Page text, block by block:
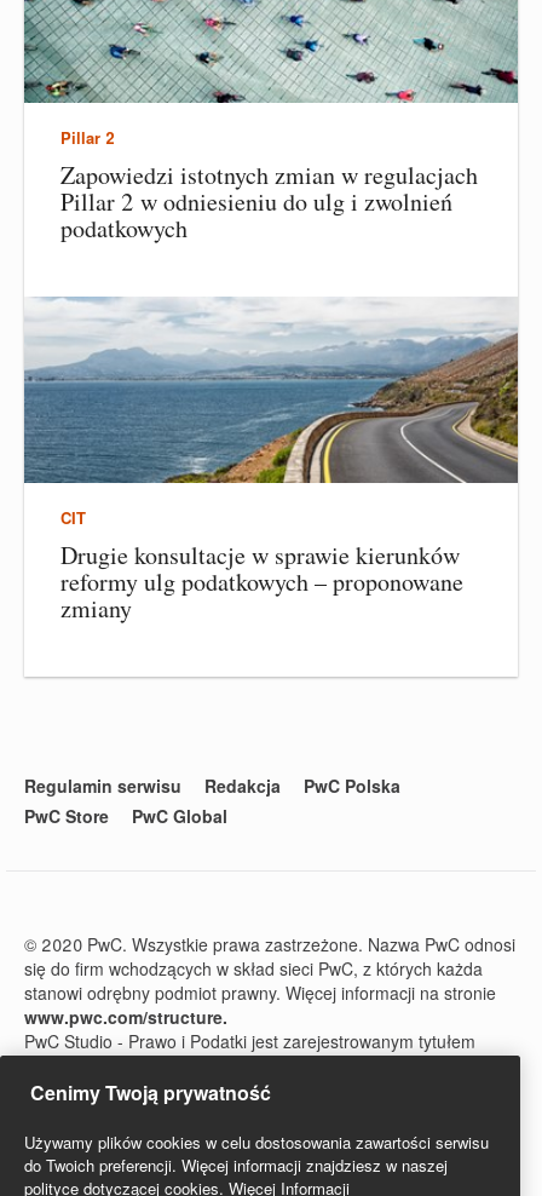
Pillar 2
Zapowiedzi istotnych zmian w regulacjach
Pillar 2 w odniesieniu do ulg i zwolnień
podatkowych
CIT
Drugie konsultacje w sprawie kierunków
reformy ulg podatkowych – proponowane
zmiany
Regulamin serwisu Redakcja
PwC Polska
PwC Store
PwC Global
© 2020 PwC. Wszystkie prawa zastrzeżone. Nazwa PwC odnosi
się do firm wchodzących w skład sieci PwC, z których każda
stanowi odrębny podmiot prawny. Więcej informacji na stronie
www.pwc.com/structure.
PwC Studio - Prawo i Podatki jest zarejestrowanym tytułem
Cenimy Twoją prywatność
Używamy plików cookies w celu dostosowania zawartości serwisu
do Twoich preferencji. Więcej informacji znajdziesz w naszej
polityce dotyczącej cookies. Więcej Informacji